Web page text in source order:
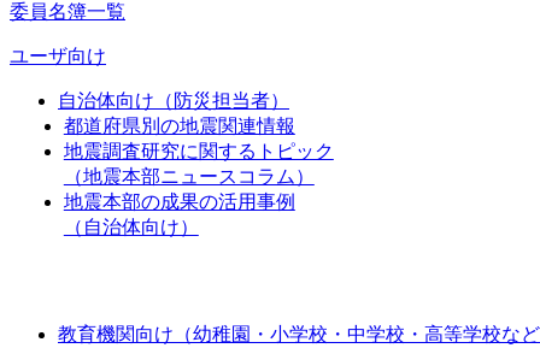
委員名簿一覧
ユーザ向け
自治体向け（防災担当者）
都道府県別の地震関連情報
地震調査研究に関するトピック
（地震本部ニュースコラム）
地震本部の成果の活用事例
（自治体向け）
教育機関向け（幼稚園・小学校・中学校・高等学校な